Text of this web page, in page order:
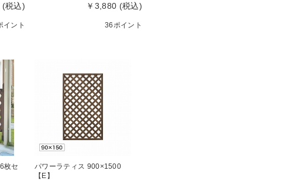
(税込)
イント
￥3,880 (税込)
36ポイント
枚セ
パワーラティス 900×1500
【E】